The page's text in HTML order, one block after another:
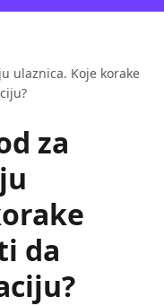
ulaznica. Koje korake
za
da